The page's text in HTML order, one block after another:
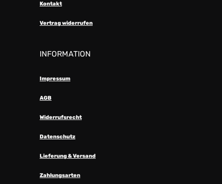
Kontakt
Vertrag widerrufen
INFORMATION
Impressum
AGB
Widerrufsrecht
Datenschutz
Lieferung & Versand
Zahlungsarten